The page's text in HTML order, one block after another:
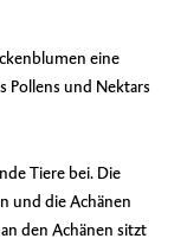
eine
Pollens und Nektars
Tiere bei. Die
und die Achänen
den Achänen sitzt